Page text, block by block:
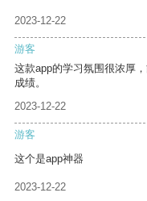
2023-12-22
游客
这款app的学习氛围很浓厚
成绩。
2023-12-22
游客
这个是app神器
2023-12-22